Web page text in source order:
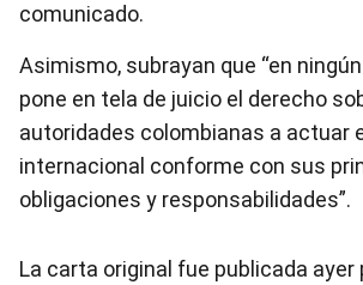
comunicado.
Asimismo, subrayan que “en
pone en tela de juicio el derecho
autoridades colombianas a actuar
internacional conforme con sus
obligaciones y responsabilidades”.
La carta original fue publicada ayer